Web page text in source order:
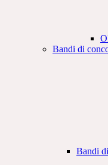
Bandi di
Bandi